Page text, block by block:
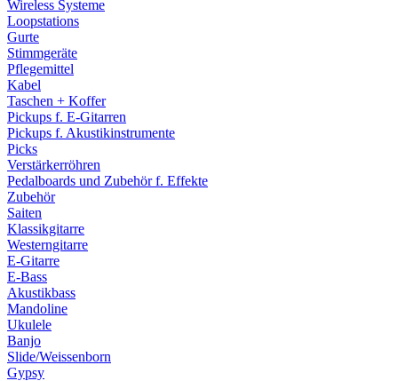
Wireless Systeme
Loopstations
Gurte
Stimmgeräte
Pflegemittel
Kabel
Taschen + Koffer
Pickups f. E-Gitarren
Pickups f. Akustikinstrumente
Picks
Verstärkerröhren
Pedalboards und Zubehör f. Effekte
Zubehör
Saiten
Klassikgitarre
Westerngitarre
E-Gitarre
E-Bass
Akustikbass
Mandoline
Ukulele
Banjo
Slide/Weissenborn
Gypsy